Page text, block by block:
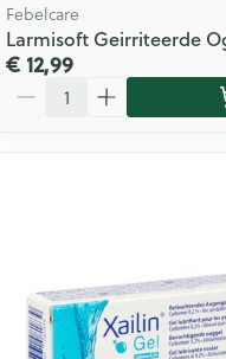
Febelcare
Larmisoft Geirriteerde
€ 12,99